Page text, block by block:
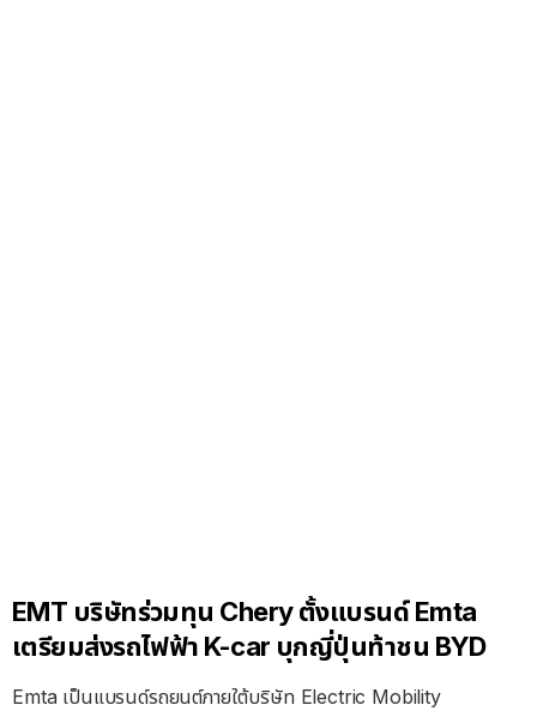
EMT บริษัทร่วมทุน Chery ตั้งแบรนด์ Emta
เตรียมส่งรถไฟฟ้า K-car บุกญี่ปุ่นท้าชน BYD
Emta เป็นแบรนด์รถยนต์ภายใต้บริษัท Electric Mobility